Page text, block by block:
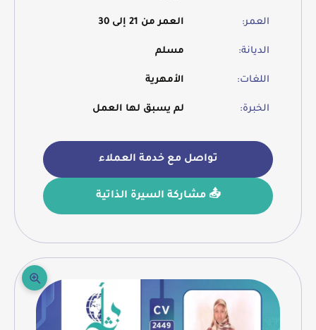
العمر: العمر من 21 إلى 30
الديانة: مسلم
اللغات: الأمهرية
الخبرة: لم يسبق لها العمل
تواصل مع خدمة العملاء
📤 مشاركة السيرة الذاتية